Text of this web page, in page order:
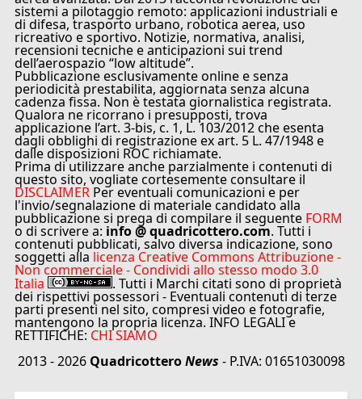
sistemi a pilotaggio remoto: applicazioni industriali e
di difesa, trasporto urbano, robotica aerea, uso
ricreativo e sportivo. Notizie, normativa, analisi,
recensioni tecniche e anticipazioni sui trend
dell’aerospazio “low altitude”.
Pubblicazione esclusivamente online e senza
periodicità prestabilita, aggiornata senza alcuna
cadenza fissa. Non è testata giornalistica registrata.
Qualora ne ricorrano i presupposti, trova
applicazione l’art. 3-bis, c. 1, L. 103/2012 che esenta
dagli obblighi di registrazione ex art. 5 L. 47/1948 e
dalle disposizioni ROC richiamate.
Prima di utilizzare anche parzialmente i contenuti di
questo sito, vogliate cortesemente consultare il
DISCLAIMER Per eventuali comunicazioni e per
l'invio/segnalazione di materiale candidato alla
pubblicazione si prega di compilare il seguente FORM
o di scrivere a: info @ quadricottero.com. Tutti i
contenuti pubblicati, salvo diversa indicazione, sono
soggetti alla licenza Creative Commons Attribuzione -
Non commerciale - Condividi allo stesso modo 3.0
Italia . Tutti i Marchi citati sono di proprietà
dei rispettivi possessori - Eventuali contenuti di terze
parti presenti nel sito, compresi video e fotografie,
mantengono la propria licenza. INFO LEGALI e
RETTIFICHE: CHI SIAMO
2013 - 2026 QuadricotteroNews - P.IVA: 01651030098